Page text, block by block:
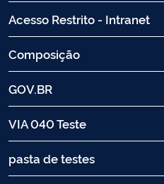
Acesso Restrito - Intranet
Composição
GOV.BR
VIA 040 Teste
pasta de testes